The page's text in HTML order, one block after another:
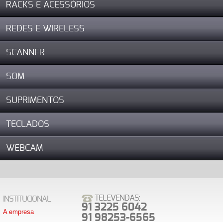
RACKS E ACESSÓRIOS
REDES E WIRELESS
SCANNER
SOM
SUPRIMENTOS
TECLADOS
WEBCAM
INSTITUCIONAL
A empresa
TELEVENDAS:
91 3225 6042
91 98253-6565